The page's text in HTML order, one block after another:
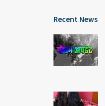
Recent News